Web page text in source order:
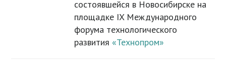
состоявшейся в Новосибирске на
площадке IX Международного
форума технологического
развития«Технопром»